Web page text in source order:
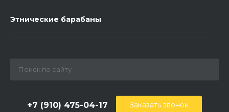
Этнические барабаны
+7 (910) 475-04-17 Заказать звонок